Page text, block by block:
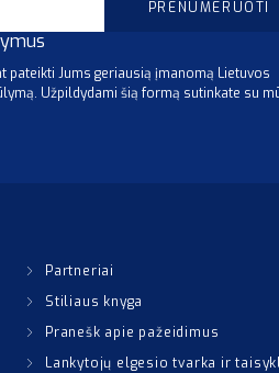
pateikti Jums geriausią įmanomą Lietuvos
Užpildydami šią formą sutinkate su
Partneriai
Stiliaus knyga
Pranešk apie pažeidimus
Lankytojų elgesio tvarka ir